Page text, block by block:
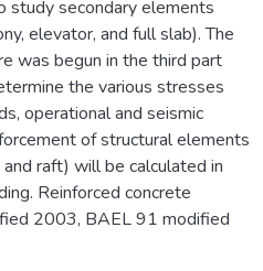
study secondary elements
elevator, and full slab). The
was begun in the third part
the various stresses
operational and seismic
of structural elements
raft) will be calculated in
Reinforced concrete
2003, BAEL 91 modified